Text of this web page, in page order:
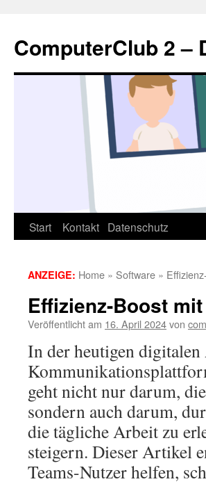
springen
ComputerClub 2 –
Start Kontakt Datenschutz
ANZEIGE: Home » Software »
Effizienz-Boost
Veröffentlicht am 16. April 2024von
In der heutigen
geht nicht nur darum,
sondern auch darum,
die tägliche Arbeit zu
steigern. Dieser Artikel
Teams-Nutzer helfen,